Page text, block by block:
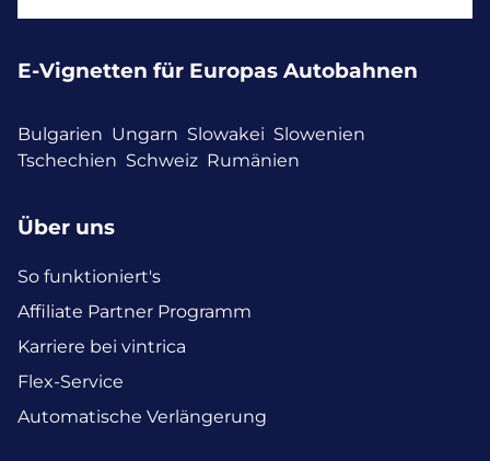
E-Vignetten für Europas Autobahnen
Bulgarien Ungarn Slowakei Slowenien
Tschechien Schweiz Rumänien
Über uns
So funktioniert's
Affiliate Partner Programm
Karriere bei vintrica
Flex-Service
Automatische Verlängerung